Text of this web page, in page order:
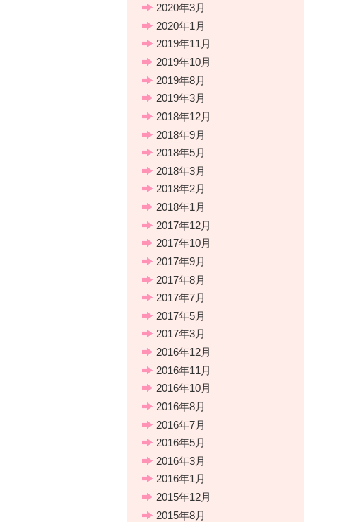
2020年3月
2020年1月
2019年11月
2019年10月
2019年8月
2019年3月
2018年12月
2018年9月
2018年5月
2018年3月
2018年2月
2018年1月
2017年12月
2017年10月
2017年9月
2017年8月
2017年7月
2017年5月
2017年3月
2016年12月
2016年11月
2016年10月
2016年8月
2016年7月
2016年5月
2016年3月
2016年1月
2015年12月
2015年8月